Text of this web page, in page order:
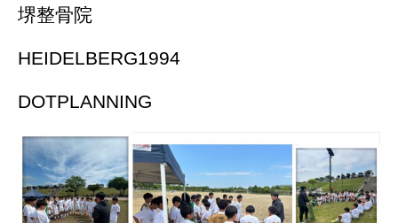
堺整骨院
HEIDELBERG1994
DOTPLANNING